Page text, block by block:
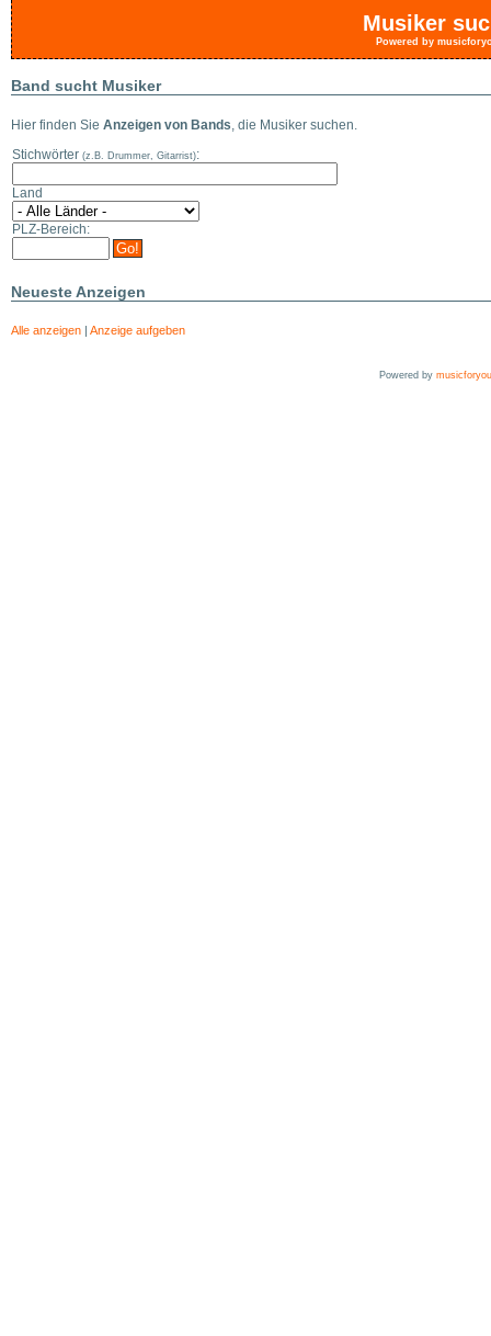
Musiker
Powered by
Band sucht Musiker
Hier finden Sie Anzeigen von Bands, die Musiker suchen.
Stichwörter (z.B. Drummer, Gitarrist):
Land
PLZ-Bereich:
Neueste Anzeigen
Alle anzeigen | Anzeige aufgeben
Powered by